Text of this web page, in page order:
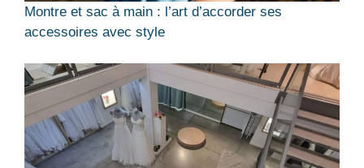
Montre et sac à main : l’art d’accorder ses
accessoires avec style